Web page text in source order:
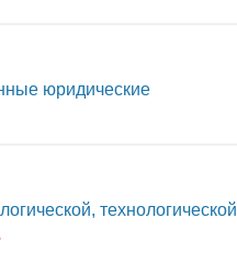
юридические
технологической